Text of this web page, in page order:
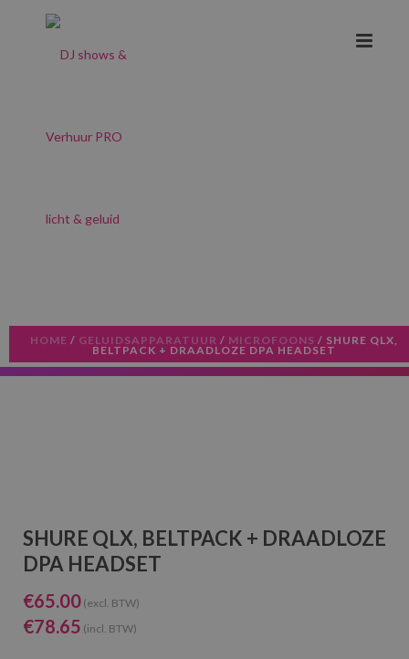
HOME / GELUIDSAPPARATUUR / MICROFOONS / SHURE QLX,
BELTPACK + DRAADLOZE DPA HEADSET
SHURE QLX, BELTPACK + DRAADLOZE
DPA HEADSET
€65.00 (excl. BTW)
€78.65 (incl. BTW)